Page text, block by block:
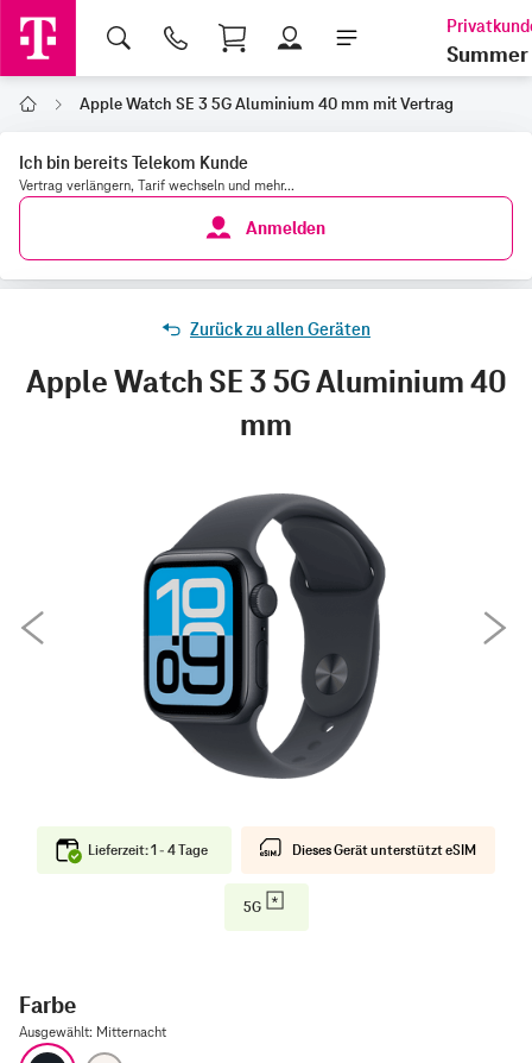
Shopping Cart
Summer
Home Apple Watch SE 3 5G Aluminium 40 mm mit Vertrag
Ich bin bereits Telekom Kunde
Vertrag verlängern, Tarif wechseln und mehr...
Anmelden
Zurück zu allen Geräten
Apple Watch SE 3 5G Aluminium 40
mm
Lieferzeit: 1 - 4 Tage Dieses Gerät unterstützt eSIM
5G
Farbe
Ausgewählt: Mitternacht
Mitternacht